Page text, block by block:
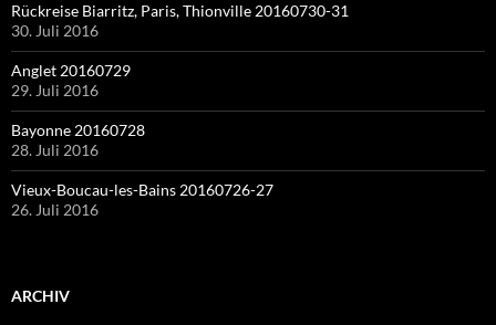
Rückreise Biarritz, Paris, Thionville 20160730-31
30. Juli 2016
Anglet 20160729
29. Juli 2016
Bayonne 20160728
28. Juli 2016
Vieux-Boucau-les-Bains 20160726-27
26. Juli 2016
ARCHIV